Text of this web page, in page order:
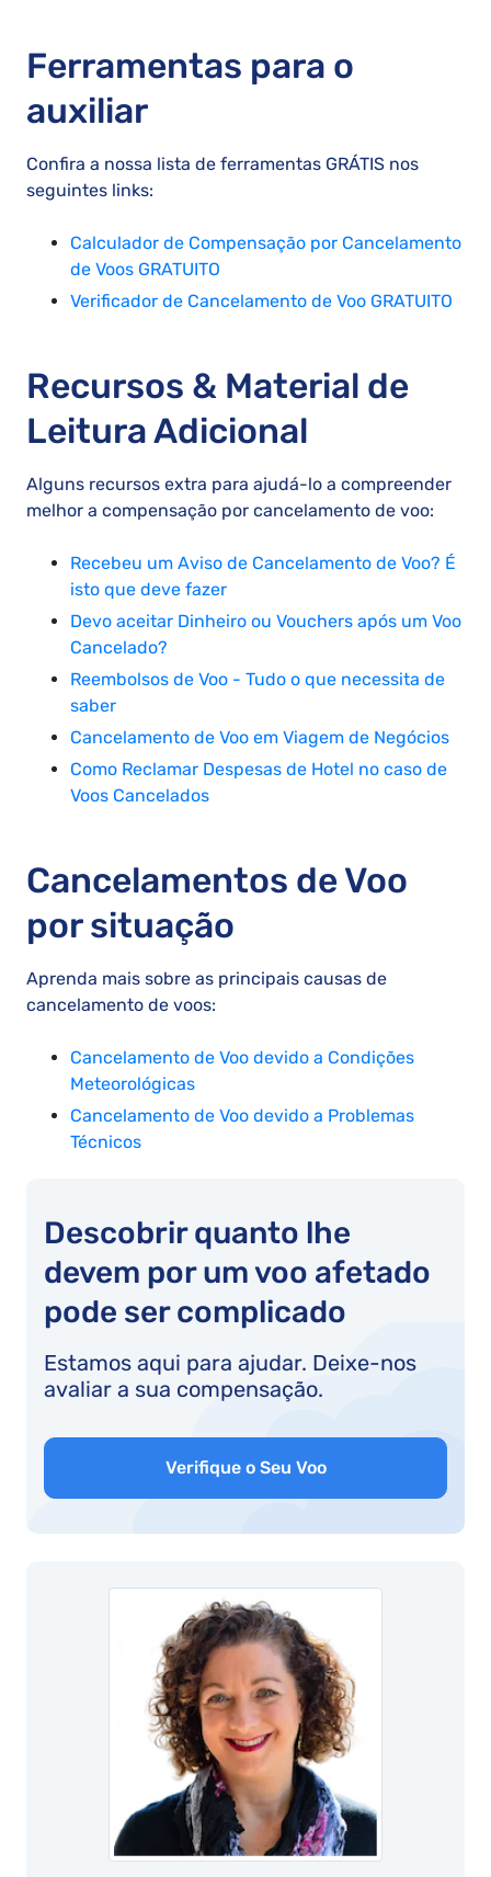
Ferramentas para o
auxiliar
Confira a nossa lista de ferramentas GRÁTIS nos
seguintes links:
Calculador de Compensação por Cancelamento
de Voos GRATUITO
Verificador de Cancelamento de Voo GRATUITO
Recursos & Material de
Leitura Adicional
Alguns recursos extra para ajudá-lo a compreender
melhor a compensação por cancelamento de voo:
Recebeu um Aviso de Cancelamento de Voo? É
isto que deve fazer
Devo aceitar Dinheiro ou Vouchers após um Voo
Cancelado?
Reembolsos de Voo - Tudo o que necessita de
saber
Cancelamento de Voo em Viagem de Negócios
Como Reclamar Despesas de Hotel no caso de
Voos Cancelados
Cancelamentos de Voo
por situação
Aprenda mais sobre as principais causas de
cancelamento de voos:
Cancelamento de Voo devido a Condições
Meteorológicas
Cancelamento de Voo devido a Problemas
Técnicos
Descobrir quanto lhe
devem por um voo afetado
pode ser complicado
Estamos aqui para ajudar. Deixe-nos
avaliar a sua compensação.
Verifique o Seu Voo